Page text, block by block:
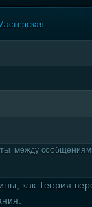
между
как Теория